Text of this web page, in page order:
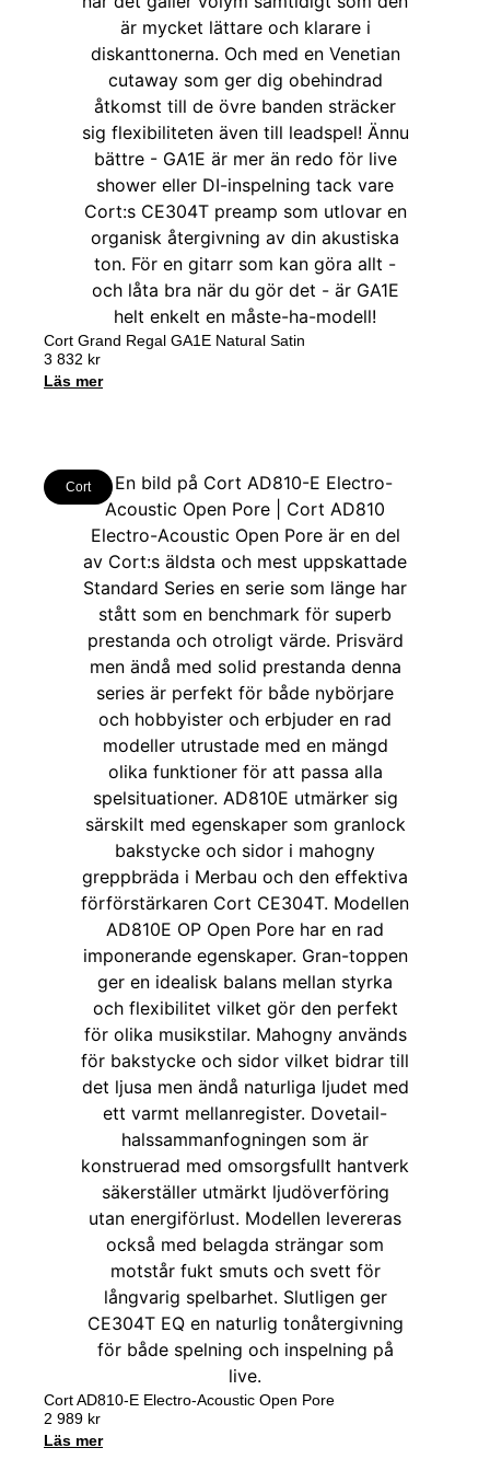
Cort Grand Regal GA1E Natural Satin
3 832 kr
Läs mer
Cort
Cort AD810-E Electro-Acoustic Open Pore
2 989 kr
Läs mer